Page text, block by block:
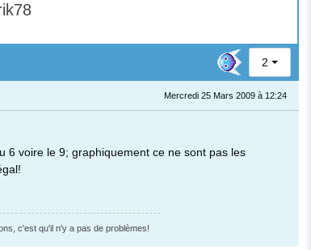
2
Mercredi 25 Mars 2009 à 12:24
6 voire le 9; graphiquement ce ne sont pas les
c'est qu'il n'y a pas de problèmes!